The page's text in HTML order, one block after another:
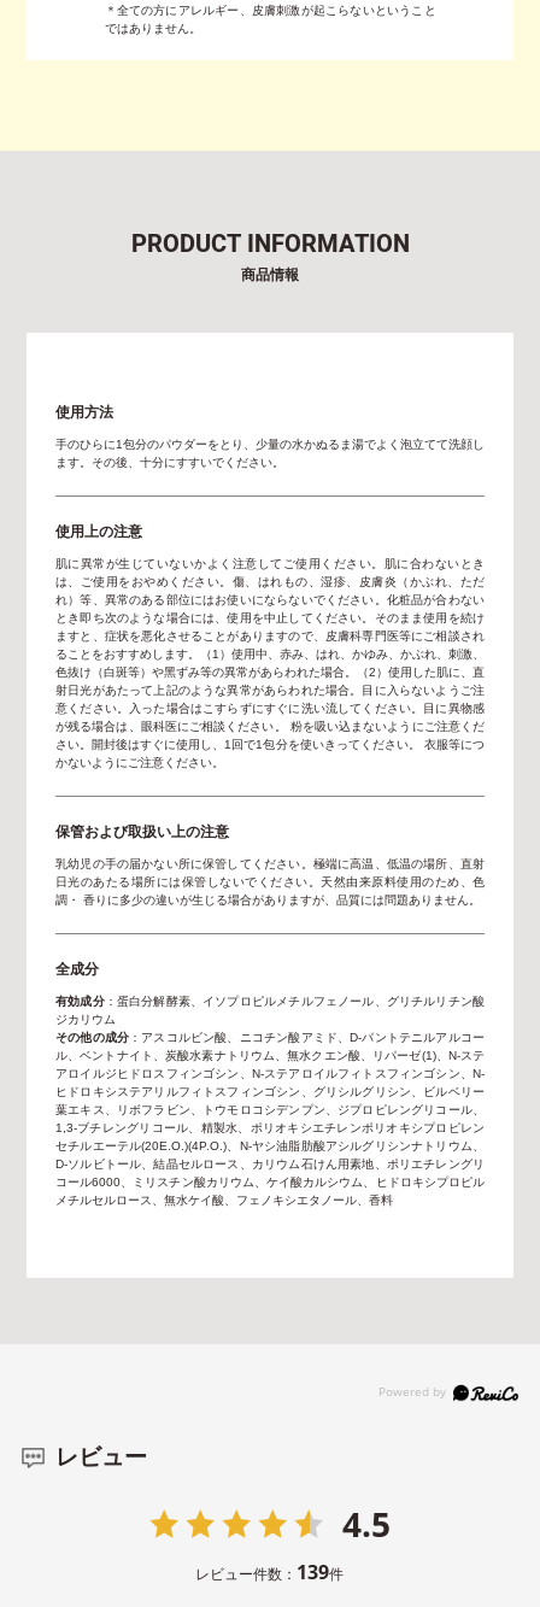
＊全ての方にアレルギー、皮膚刺激が起こらないということ
ではありません。
PRODUCT INFORMATION
商品情報
使用方法
手のひらに1包分のパウダーをとり、少量の水かぬるま湯でよく泡立てて洗顔し
ます。その後、十分にすすいでください。
使用上の注意
肌に異常が⽣じていないかよく注意してご使用ください。肌に合わないとき
は、ご使⽤をおやめください。傷、はれもの、湿疹、皮膚炎（かぶれ、ただ
れ）等、異常のある部位にはお使いにならないでください。化粧品が合わない
とき即ち次のような場合には、使用を中止してください。そのまま使⽤を続け
ますと、症状を悪化させることがありますので、⽪膚科専⾨医等にご相談され
ることをおすすめします。（1）使⽤中、⾚み、はれ、かゆみ、かぶれ、刺激、
⾊抜け（⽩斑等）や⿊ずみ等の異常があらわれた場合。（2）使⽤した肌に、直
射⽇光があたって上記のような異常があらわれた場合。目に入らないようご注
意ください。入った場合はこすらずにすぐに洗い流してください。目に異物感
が残る場合は、眼科医にご相談ください。 粉を吸い込まないようにご注意くだ
さい。開封後はすぐに使用し、1回で1包分を使いきってください。 衣服等につ
かないようにご注意ください。
保管および取扱い上の注意
乳幼児の⼿の届かない所に保管してください。極端に⾼温、低温の場所、直射
⽇光のあたる場所には保管しないでください。天然由来原料使⽤のため、⾊
調・ ⾹りに多少の違いが⽣じる場合がありますが、品質には問題ありません。
全成分
有効成分：蛋白分解酵素、イソプロピルメチルフェノール、グリチルリチン酸
ジカリウム
その他の成分 ：アスコルビン酸、ニコチン酸アミド、D-パントテニルアルコー
ル、ベントナイト、炭酸水素ナトリウム、無水クエン酸、リパーゼ(1)、N-ステ
アロイルジヒドロスフィンゴシン、N-ステアロイルフィトスフィンゴシン、N-
ヒドロキシステアリルフィトスフィンゴシン、グリシルグリシン、ビルベリー
葉エキス、リボフラビン、トウモロコシデンプン、ジプロピレングリコール、
1,3-ブチレングリコール、精製水、ポリオキシエチレンポリオキシプロピレン
セチルエーテル(20E.O.)(4P.O.)、N-ヤシ油脂肪酸アシルグリシンナトリウム、
D-ソルビトール、結晶セルロース、カリウム石けん用素地、ポリエチレングリ
コール6000、ミリスチン酸カリウム、ケイ酸カルシウム、ヒドロキシプロピル
メチルセルロース、無水ケイ酸、フェノキシエタノール、香料
レビュー
4.5
レビュー件数： 139件